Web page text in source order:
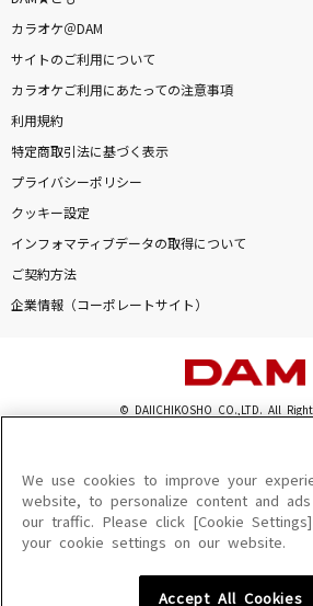
カラオケ＠DAM
サイトのご利用について
カラオケご利用にあたっての注意事項
利用規約
特定商取引法に基づく表示
プライバシーポリシー
クッキー設定
インフォマティブデータの取得について
ご契約方法
企業情報（コーポレートサイト）
© DAIICHIKOSHO CO.,LTD. All
このサイトに掲載されている一切の文章・画像・写真
を問わず、著作権法の定める範囲を超えて無断で複製
を禁じます。
楽曲及びコンテンツは、機種によりご利用いただけな
楽曲及びコンテンツの配信日、配信内容が変更になる場
We use cookies to improve your
website, to personalize content and
our traffic. Please click [Cookie
your cookie settings on our website.
Accept All Cookies